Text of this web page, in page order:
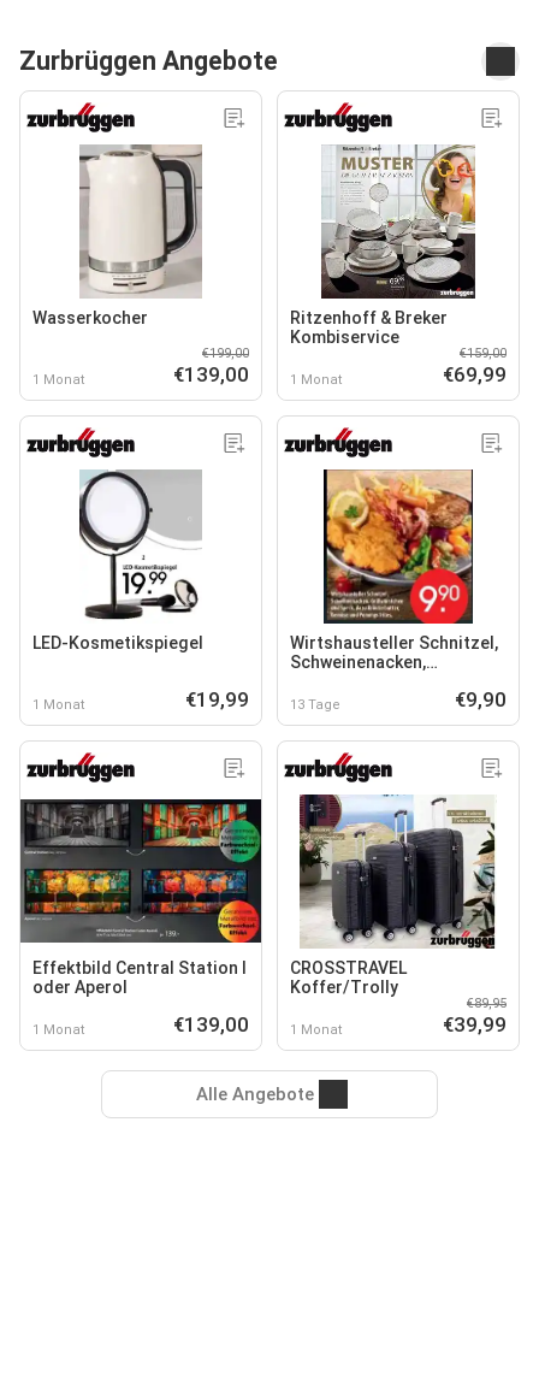
Zurbrüggen Angebote
Wasserkocher
1 Monat
€199,00
€139,00
Ritzenhoff & Breker
Kombiservice
1 Monat
€159,00
€69,99
LED-Kosmetikspiegel
1 Monat €19,99
Wirtshausteller Schnitzel,
Schweinenacken,
13 Tage €9,90
Effektbild Central Station I
oder Aperol
1 Monat €139,00
CROSSTRAVEL
Koffer/Trolly
1 Monat
€89,95
€39,99
Alle Angebote